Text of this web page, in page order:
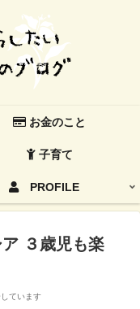
お金のこと
子育て
PROFILE
３歳児も楽
ています